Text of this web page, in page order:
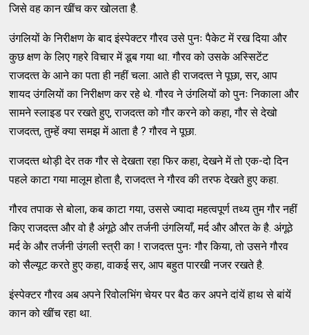
जिसे वह कान खींच कर खोलता है.
उंगलियों के निरीक्षण के बाद इंस्‍पेक्‍टर गौरव उसे पुनः पैकेट में रख दिया और
कुछ क्षण के लिए गहरे विचार में डूब गया था. गौरव को उसके अस्‍सिटेंट
राजदत्‍त के आने का पता ही नहीं चला. आते ही राजदत्‍त ने पूछा, सर, आप
शायद उंगलियों का निरीक्षण कर रहे थे. गौरव ने उंगलियों को पुनः निकाला और
सामने स्‍लाइड पर रखते हुए, राजदत्‍त को गौर करने को कहा, गौर से देखो
राजदत्‍त, तुम्‍हें क्‍या समझ में आता है ? गौरव ने पूछा.
राजदत्‍त थोड़ी देर तक गौर से देखता रहा फिर कहा, देखने में तो एक-दो दिन
पहले काटा गया मालूम होता है, राजदत्‍त ने गौरव की तरफ देखते हुए कहा.
गौरव तपाक से बोला, कब काटा गया, उससे ज्‍यादा महत्‍वपूर्ण तथ्‍य तुम गौर नहीं
किए राजदत्‍त और वो है अंगूठे और तर्जनी उंगलियाँ, मर्द और औरत के है. अंगूठे
मर्द के और तर्जनी उंगली स्‍त्री का ! राजदत्‍त पुनः गौर किया, तो उसने गौरव
को सैल्‍यूट करते हुए कहा, वाकई सर, आप बहुत पारखी नजर रखते है.
इंस्‍पेक्‍टर गौरव अब अपने रिवोलभिंग चेयर पर बैठ कर अपने दांयें हाथ से बांयें
कान को खींच रहा था.